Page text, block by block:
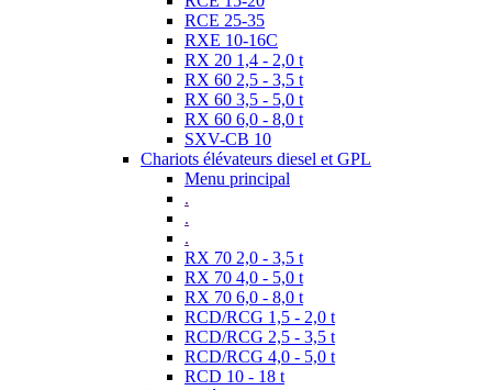
RCE 25-35
RXE 10-16C
RX 20 1,4 - 2,0 t
RX 60 2,5 - 3,5 t
RX 60 3,5 - 5,0 t
RX 60 6,0 - 8,0 t
SXV-CB 10
Chariots élévateurs diesel et GPL
Menu principal
.
.
.
RX 70 2,0 - 3,5 t
RX 70 4,0 - 5,0 t
RX 70 6,0 - 8,0 t
RCD/RCG 1,5 - 2,0 t
RCD/RCG 2,5 - 3,5 t
RCD/RCG 4,0 - 5,0 t
RCD 10 - 18 t